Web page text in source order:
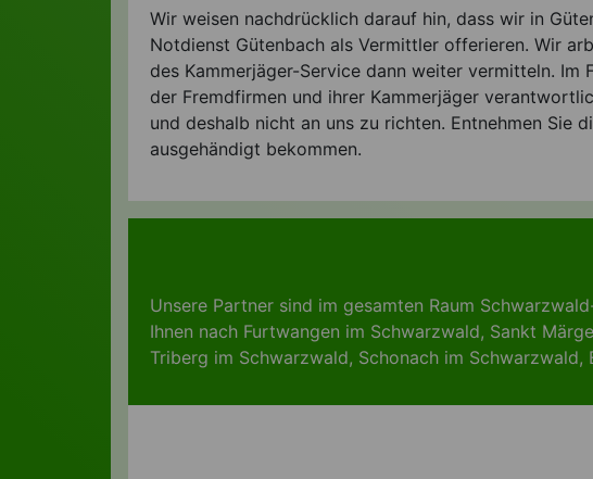
Wir weisen nachdrücklich darauf hin, dass wir in
Notdienst Gütenbach als Vermittler offerieren. Wir
des Kammerjäger-Service dann weiter vermitteln.
der Fremdfirmen und ihrer Kammerjäger
und deshalb nicht an uns zu richten. Entnehmen Sie
ausgehändigt bekommen.
Unsere Partner sind im gesamten Raum
Ihnen nach Furtwangen im Schwarzwald, Sankt
Triberg im Schwarzwald, Schonach im Schwarzwald,